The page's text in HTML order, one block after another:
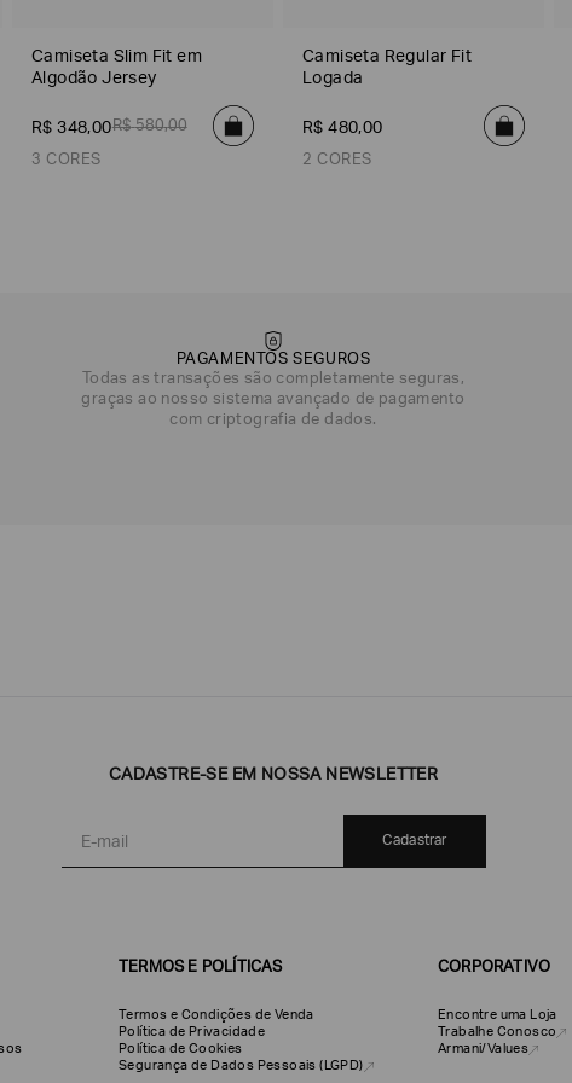
Camiseta Slim Fit em
Algodão Jersey
R$ 348,00R$ 580,00
3 CORES
Camiseta Regular Fit
Logada
R$ 480,00
2 CORES
PAGAMENTOS SEGUROS
Todas as transações são completamente seguras,
graças ao nosso sistema avançado de pagamento
com criptografia de dados.
CADASTRE-SE EM NOSSA NEWSLETTER
Cadastrar
TERMOS E POLÍTICAS
Termos e Condições de Venda
Política de Privacidade
Política de Cookies
Segurança de Dados Pessoais (LGPD)
CORPORATIVO
Encontre uma Loja
Trabalhe Conosco
Armani/Values
EA7
Armani
Masculinos